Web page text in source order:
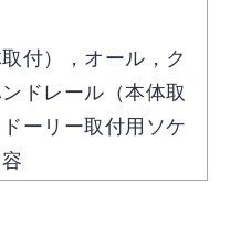
付），オール，ク
ドレール（本体取
ーリー取付用ソケ